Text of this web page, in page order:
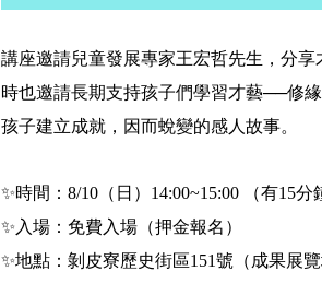
講座邀請兒童發展專家王宏哲先生，分
時也邀請長期支持孩子們學習才藝──修
孩子建立成就，因而蛻變的感人故事。
✨時間：8/10（日）14:00~15:00 （有15分
✨入場：免費入場（押金報名）
✨地點：剝皮寮歷史街區151號（成果展覽